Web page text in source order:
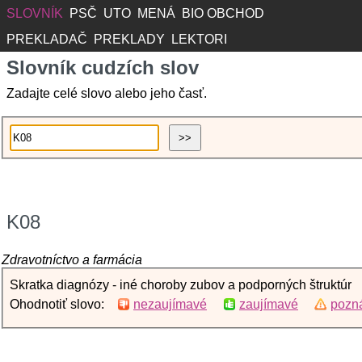
SLOVNÍK PSČ UTO MENÁ
BIO OBCHOD
PREKLADAČ
PREKLADY LEKTORI
Slovník cudzích slov
Zadajte celé slovo alebo jeho časť.
K08
Zdravotníctvo a farmácia
Skratka diagnózy - iné choroby zubov a podporných štruktúr
Ohodnotiť slovo:
nezaujímavé zaujímavé